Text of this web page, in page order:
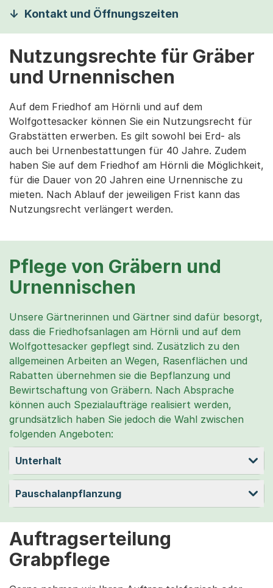
Kontakt und Öffnungszeiten
Nutzungsrechte für Gräber
und Urnennischen
Auf dem Friedhof am Hörnli und auf dem
Wolfgottesacker können Sie ein Nutzungsrecht für
Grabstätten erwerben. Es gilt sowohl bei Erd- als
auch bei Urnenbestattungen für 40 Jahre. Zudem
haben Sie auf dem Friedhof am Hörnli die Möglichkeit,
für die Dauer von 20 Jahren eine Urnennische zu
mieten. Nach Ablauf der jeweiligen Frist kann das
Nutzungsrecht verlängert werden.
Pflege von Gräbern und
Urnennischen
Unsere Gärtnerinnen und Gärtner sind dafür besorgt,
dass die Friedhofsanlagen am Hörnli und auf dem
Wolfgottesacker gepflegt sind. Zusätzlich zu den
allgemeinen Arbeiten an Wegen, Rasenflächen und
Rabatten übernehmen sie die Bepflanzung und
Bewirtschaftung von Gräbern. Nach Absprache
können auch Spezialaufträge realisiert werden,
grundsätzlich haben Sie jedoch die Wahl zwischen
folgenden Angeboten:
Unterhalt
Pauschalanpflanzung
Auftragserteilung
Grabpflege